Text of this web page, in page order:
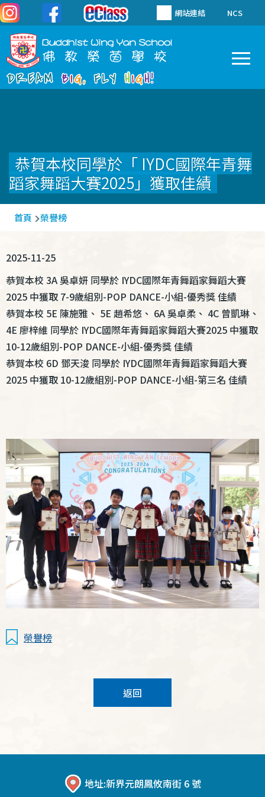
移至主內容 網站連結 NCS
恭賀本校同學於「 IYDC國際年青舞
蹈家舞蹈大賽2025」獲取佳績
導
連
結
首頁 榮譽榜
2025-11-25
恭賀本校 3A 吳卓妍 同學於 IYDC國際年青舞蹈家舞蹈大賽
2025 中獲取 7-9歲組別-POP DANCE-小組-優秀獎 佳績
恭賀本校 5E 陳施雅、 5E 趙希悠、 6A 吳卓柔、 4C 曾凱琳、
4E 廖梓維 同學於 IYDC國際年青舞蹈家舞蹈大賽2025 中獲取
10-12歲組別-POP DANCE-小組-優秀獎 佳績
恭賀本校 6D 鄧天浚 同學於 IYDC國際年青舞蹈家舞蹈大賽
2025 中獲取 10-12歲組別-POP DANCE-小組-第三名 佳績
榮譽榜
返回
地址:新界元朗鳳攸南街 6 號